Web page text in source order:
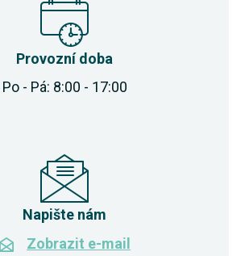
Provozní doba
Po - Pá: 8:00 - 17:00
Napište nám
Zobrazit e-mail